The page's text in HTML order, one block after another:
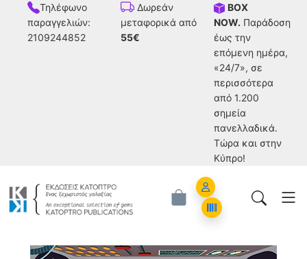
Τηλέφωνο
παραγγελιών:
2109244852
Δωρεάν
μεταφορικά από
55€
BOX
NOW. Παράδοση
έως την
επόμενη ημέρα,
«24/7», σε
περισσότερα
από 1.200
σημεία
πανελλαδικά.
Tώρα και στην
Κύπρο!
Account
Orders